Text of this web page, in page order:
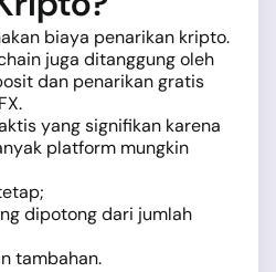
biaya penarikan kripto.
juga ditanggung oleh
dan penarikan gratis
yang signifikan karena
platform mungkin
dipotong dari jumlah
tambahan.